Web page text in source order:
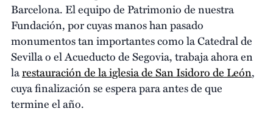
Barcelona. El equipo de Patrimonio de nuestra
Fundación, por cuyas manos han pasado
monumentos tan importantes como la Catedral de
Sevilla o el Acueducto de Segovia, trabaja ahora en
larestauración de la iglesia de San Isidoro de León,
cuya finalización se espera para antes de que
termine el año.